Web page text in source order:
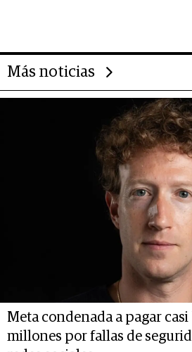
Más noticias
Meta condenada a pagar casi
millones por fallas de